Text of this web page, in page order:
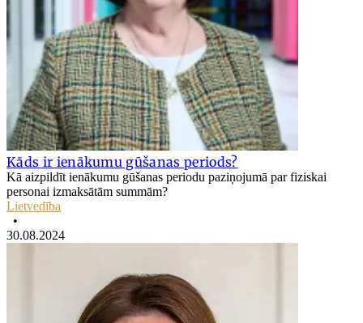
Kāds ir ienākumu gūšanas periods?
Kā aizpildīt ienākumu gūšanas periodu paziņojumā par fiziskai
personai izmaksātām summām?
Lietvedība
•
30.08.2024